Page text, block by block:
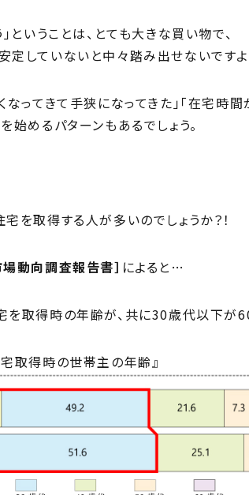
Members
ということは、とても大きな買い物で、
定していないと中々踏み出せないですよ
なってきて手狭になってきた」「在宅時間
始めるパターンもあるでしょう。
を取得する人が多いのでしょうか？！
動向調査報告書］ によると…
を取得時の年齢が、共に30歳代以下が
取得時の世帯主の年齢』